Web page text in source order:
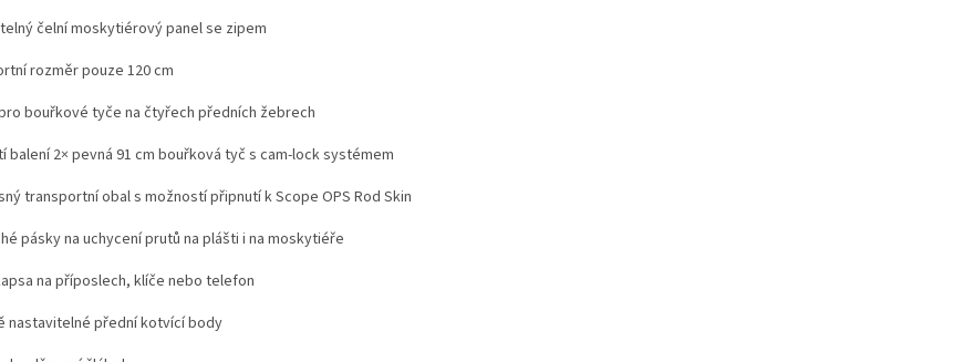
čelní moskytiérový panel se zipem
rozměr pouze 120 cm
bouřkové tyče na čtyřech předních žebrech
balení 2× pevná 91 cm bouřková tyč s cam-lock systémem
transportní obal s možností připnutí k Scope OPS Rod Skin
pásky na uchycení prutů na plášti i na moskytiéře
na příposlech, klíče nebo telefon
nastavitelné přední kotvící body